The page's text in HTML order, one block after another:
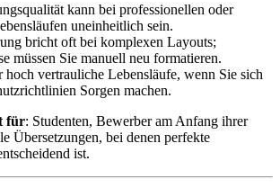
kann bei professionellen oder
uneinheitlich sein.
bricht oft bei komplexen Layouts;
müssen Sie manuell neu formatieren.
vertrauliche Lebensläufe, wenn Sie sich
Sorgen machen.
für: Studenten, Bewerber am Anfang ihrer
Übersetzungen, bei denen perfekte
ist.